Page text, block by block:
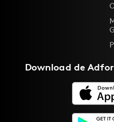
Download de